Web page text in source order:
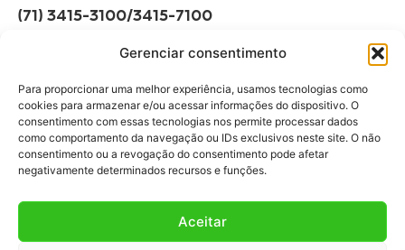
Gerenciar consentimento
Para proporcionar uma melhor experiência, usamos tecnologias como
cookies para armazenar e/ou acessar informações do dispositivo. O
consentimento com essas tecnologias nos permite processar dados
como comportamento da navegação ou IDs exclusivos neste site. O não
consentimento ou a revogação do consentimento pode afetar
negativamente determinados recursos e funções.
Aceitar
(71) 3415-3100/3415-7100
Horário de Funcionamento:
08h às 12h | 13h às 17h